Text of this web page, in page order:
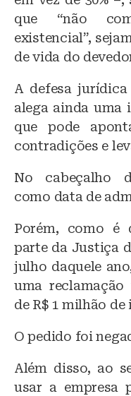
que “não
existencial”,
de vida do
A defesa
alega ainda uma
que pode
contradições e
No cabeçalho
como data de
Porém, como é
parte da Justiça
julho daquele
uma
de R$ 1 milhão de
O pedido foi
Além disso, ao
usar a empresa